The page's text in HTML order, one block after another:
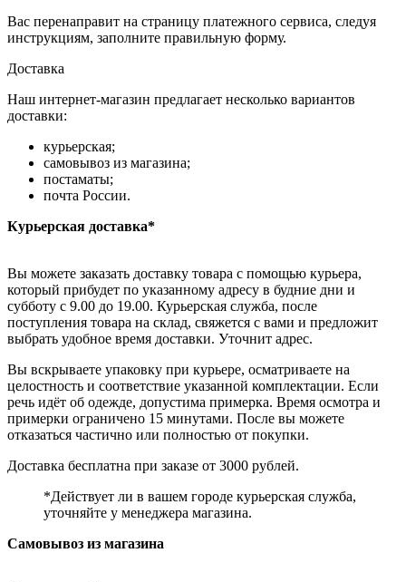
Вас перенаправит на страницу платежного сервиса, следуя
инструкциям, заполните правильную форму.
Доставка
Наш интернет-магазин предлагает несколько вариантов
доставки:
курьерская;
самовывоз из магазина;
постаматы;
почта России.
Курьерская доставка*
Вы можете заказать доставку товара с помощью курьера,
который прибудет по указанному адресу в будние дни и
субботу с 9.00 до 19.00. Курьерская служба, после
поступления товара на склад, свяжется с вами и предложит
выбрать удобное время доставки. Уточнит адрес.
Вы вскрываете упаковку при курьере, осматриваете на
целостность и соответствие указанной комплектации. Если
речь идёт об одежде, допустима примерка. Время осмотра и
примерки ограничено 15 минутами. После вы можете
отказаться частично или полностью от покупки.
Доставка бесплатна при заказе от 3000 рублей.
*Действует ли в вашем городе курьерская служба,
уточняйте у менеджера магазина.
Самовывоз из магазина